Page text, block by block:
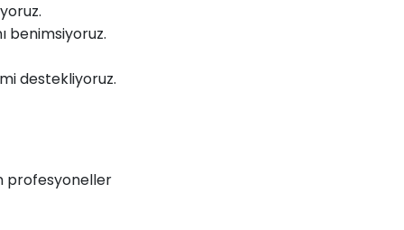
benimsiyoruz.
destekliyoruz.
profesyoneller